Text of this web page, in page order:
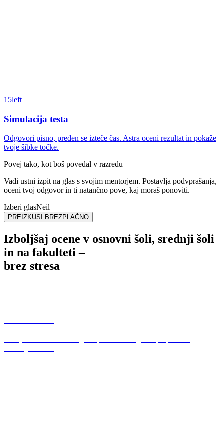
15left
Simulacija testa
Odgovori pisno, preden se izteče čas. Astra oceni rezultat in pokaže
tvoje šibke točke.
Povej tako, kot boš povedal v razredu
Vadi ustni izpit na glas s svojim mentorjem. Postavlja podvprašanja,
oceni tvoj odgovor in ti natančno pove, kaj moraš ponoviti.
Izberi glasNeil
PREIZKUSI BREZPLAČNO
Izboljšaj ocene v osnovni šoli, srednji šoli
in na fakulteti –
brez stresa